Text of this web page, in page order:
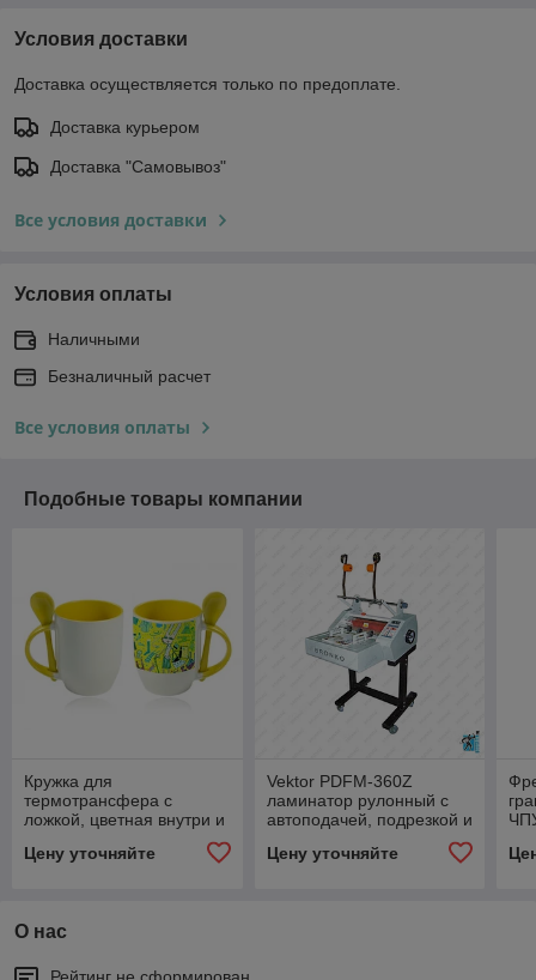
Условия доставки
Доставка осуществляется только по предоплате.
Доставка курьером
Доставка "Самовывоз"
Все условия доставки
Условия оплаты
Наличными
Безналичный расчет
Все условия оплаты
Подобные товары компании
Кружка для
термотрансфера с
ложкой, цветная внутри и
ручка B11S-01 (без инд.
уп.) и (в инд.уп.)
Цену уточняйте
Vektor PDFM-360Z
ламинатор рулонный с
автоподачей, подрезкой и
Цену уточняйте
О нас